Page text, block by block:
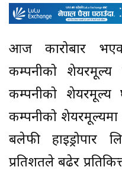
आज कारोबार
कम्पनीको
कम्पनीको
कम्पनीको
बलेफी हाइड्रोपार
प्रतिशतले बढेर